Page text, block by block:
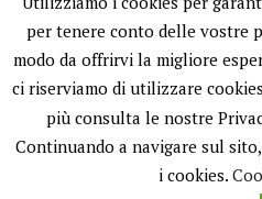
per tenere conto delle vostre
modo da offrirvi la migliore
ci riserviamo di utilizzare
più consulta le nostre
Continuando a navigare sul
i cookies.